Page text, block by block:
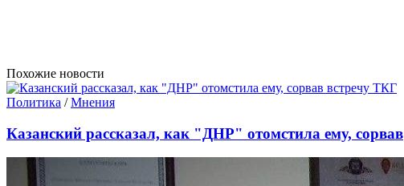
Похожие новости
Политика /Мнения
Казанский рассказал, как "ДНР" отомстила ему, сорвав